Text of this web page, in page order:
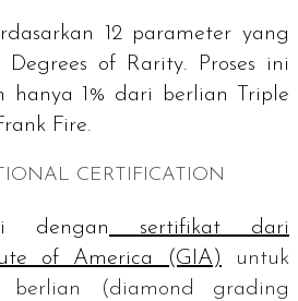
12 parameter yang
Degrees of Rarity. Proses ini
hanya 1% dari berlian
Triple
Fire.
CERTIFICATION
dengan
sertifikat dari
of America
(GIA) untuk
berlian (diamond grading